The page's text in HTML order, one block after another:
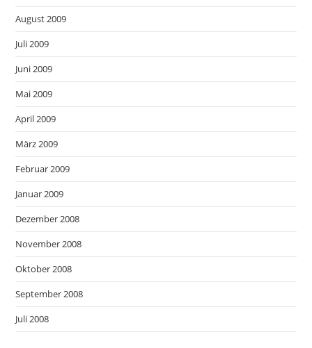
August 2009
Juli 2009
Juni 2009
Mai 2009
April 2009
März 2009
Februar 2009
Januar 2009
Dezember 2008
November 2008
Oktober 2008
September 2008
Juli 2008